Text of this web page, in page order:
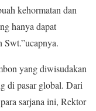
kehormatan dan
hanya dapat
Swt.”ucapnya.
yang diwisudakan
di pasar global. Dari
sarjana ini, Rektor